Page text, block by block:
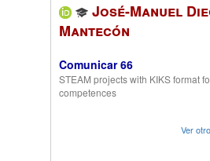
José-Manuel
Mantecón
Comunicar 66
STEAM projects with KIKS format
competences
Ver